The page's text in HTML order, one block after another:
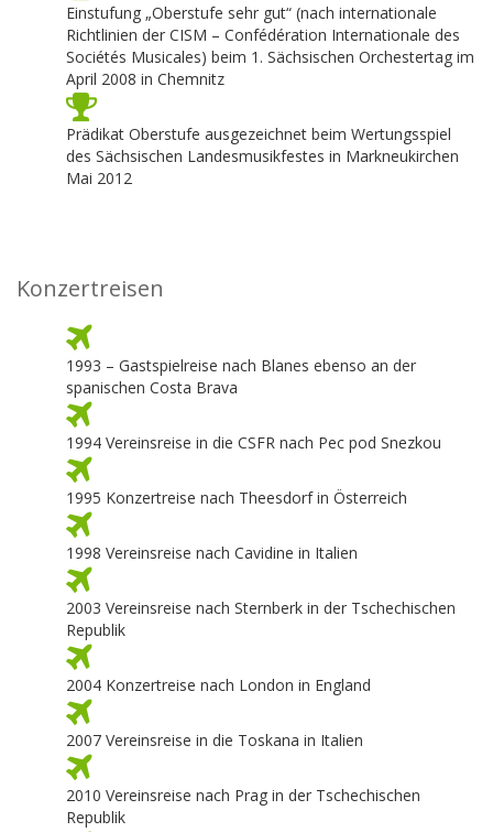
Einstufung „Oberstufe sehr gut“ (nach internationale
Richtlinien der CISM – Confédération Internationale des
Sociétés Musicales) beim 1. Sächsischen Orchestertag im
April 2008 in Chemnitz
Prädikat Oberstufe ausgezeichnet beim Wertungsspiel
des Sächsischen Landesmusikfestes in Markneukirchen
Mai 2012
Konzertreisen
1993 – Gastspielreise nach Blanes ebenso an der
spanischen Costa Brava
1994 Vereinsreise in die CSFR nach Pec pod Snezkou
1995 Konzertreise nach Theesdorf in Österreich
1998 Vereinsreise nach Cavidine in Italien
2003 Vereinsreise nach Sternberk in der Tschechischen
Republik
2004 Konzertreise nach London in England
2007 Vereinsreise in die Toskana in Italien
2010 Vereinsreise nach Prag in der Tschechischen
Republik